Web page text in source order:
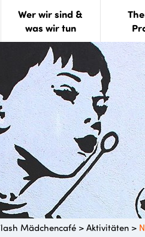
Wer wir sind &
was wir tun
Mädchencafé > Aktivitäten >